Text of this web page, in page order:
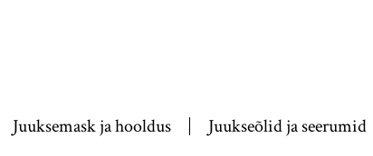
Juuksemask ja hooldus Juukseõlid ja seerumid